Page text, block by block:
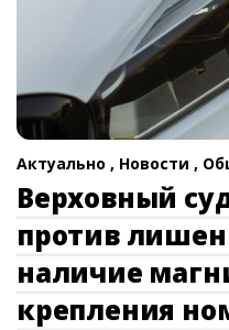
Актуально , Новости ,
Верховный
против
наличие
крепления